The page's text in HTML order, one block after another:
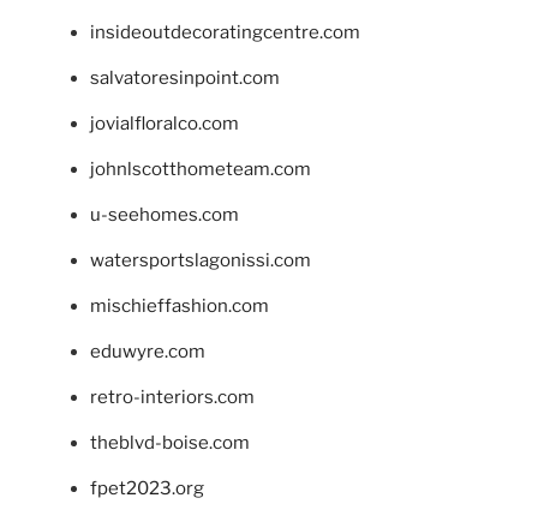
insideoutdecoratingcentre.com
salvatoresinpoint.com
jovialfloralco.com
johnlscotthometeam.com
u-seehomes.com
watersportslagonissi.com
mischieffashion.com
eduwyre.com
retro-interiors.com
theblvd-boise.com
fpet2023.org